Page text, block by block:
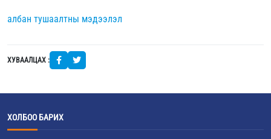
албан тушаалтны мэдээлэл
ХУВААЛЦАХ :
ХОЛБОО БАРИХ